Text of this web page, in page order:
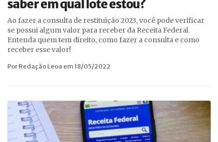
saber em qual lote estou?
Ao fazer a consulta de restituição 2023, você pode verificar
se possui algum valor para receber da Receita Federal.
Entenda quem tem direito, como fazer a consulta e como
receber esse valor!
Por Redação Leoa em 18/05/2022